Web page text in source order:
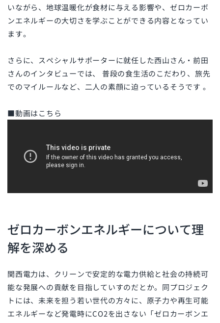
いながら、地球温暖化が食材に与える影響や、ゼロカーボ
ンエネルギーの大切さを学ぶことができる内容となってい
ます。
さらに、スペシャルサポーターに就任した西山さん・前田
さんのインタビューでは、 普段の食生活のこだわり、旅先
でのマイルールなど、二人の素顔に迫っているそうです 。
■動画はこちら
ゼロカーボンエネルギーについて理
解を深める
関西電力は、クリーンで安定的な電力供給と社会の持続可
能な発展への貢献を目指していすのだとか。同プロジェク
トには、未来を担う若い世代の方々に、原子力や再生可能
エネルギーなど発電時にCO2を出さない「ゼロカーボンエ